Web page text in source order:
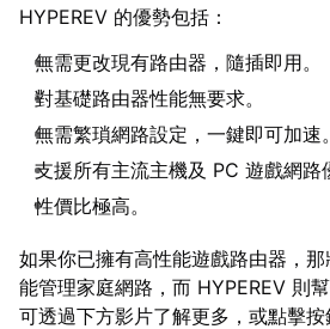
HYPEREV 的優勢包括：
無需更改現有路由器，隨插即用。
對基礎路由器性能無要求。
無需繁瑣網路設定，一鍵即可加速。
支援所有主流主機及 PC 遊戲網路
性價比極高。
如果你已擁有高性能遊戲路由器，
能管理家庭網路，而 HYPEREV 則
可透過下方影片了解更多，或點擊按